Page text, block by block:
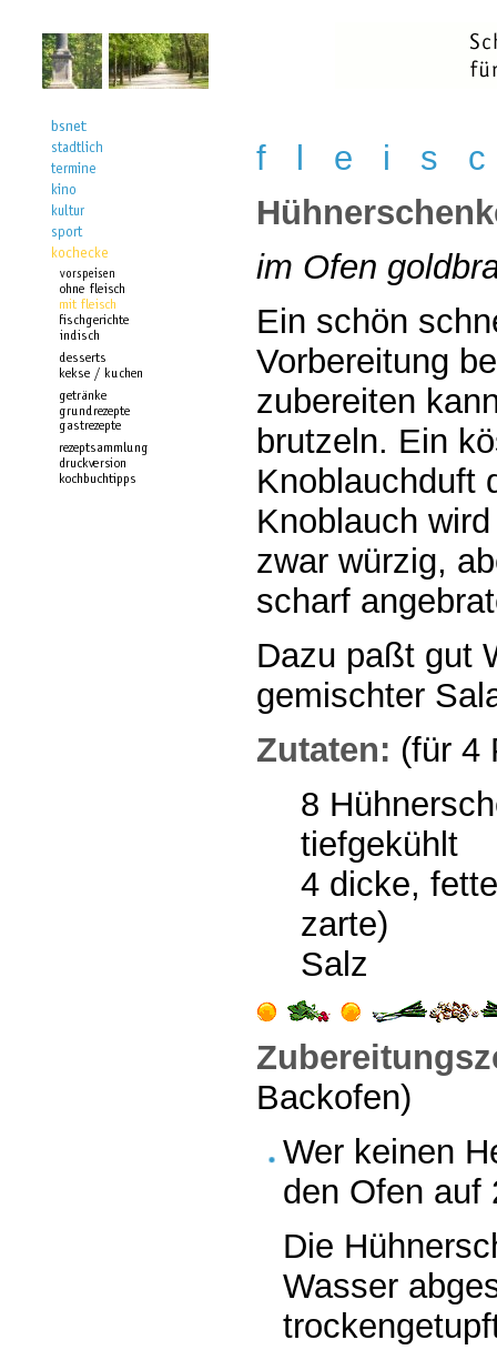
f l e i s c
im Ofen
Ein schön
Vorbereitung
zubereiten
brutzeln. Ein
Knoblauchduft
Knoblauch
zwar würzig,
scharf
Dazu paßt gut
gemischter
Zutaten: (für 4
8
tiefgekühlt
4 dicke,
zarte)
Salz
Backofen)
Wer keinen
den Ofen auf
Die
Wasser